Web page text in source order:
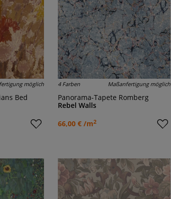
möglich
Bed
4 Farben Maßanfertigung möglich
Panorama-Tapete Romberg
Rebel Walls
66,00 € /m2